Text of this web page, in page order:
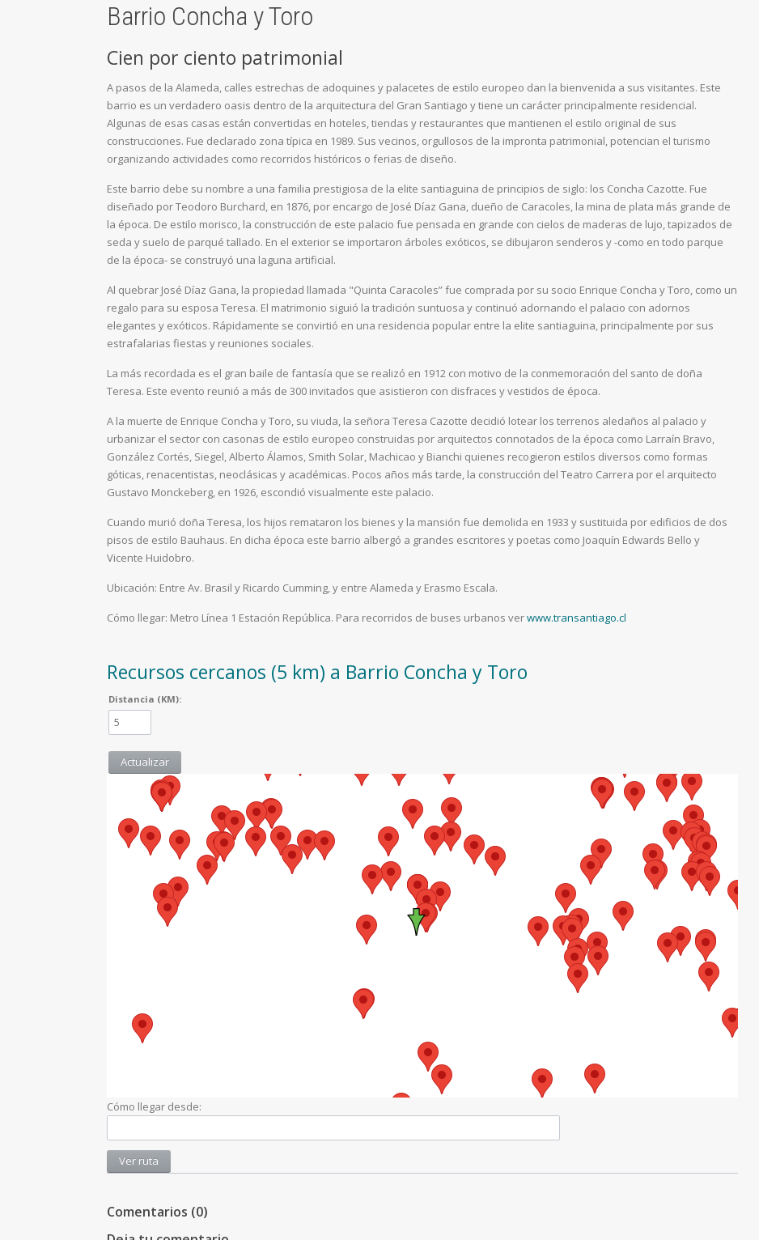
Barrio Concha y Toro
Cien por ciento patrimonial
A pasos de la Alameda, calles estrechas de adoquines y palacetes de estilo europeo dan la bienvenida a sus visitantes. Este
barrio es un verdadero oasis dentro de la arquitectura del Gran Santiago y tiene un carácter principalmente residencial.
Algunas de esas casas están convertidas en hoteles, tiendas y restaurantes que mantienen el estilo original de sus
construcciones. Fue declarado zona típica en 1989. Sus vecinos, orgullosos de la impronta patrimonial, potencian el turismo
organizando actividades como recorridos históricos o ferias de diseño.
Este barrio debe su nombre a una familia prestigiosa de la elite santiaguina de principios de siglo: los Concha Cazotte. Fue
diseñado por Teodoro Burchard, en 1876, por encargo de José Díaz Gana, dueño de Caracoles, la mina de plata más grande de
la época. De estilo morisco, la construcción de este palacio fue pensada en grande con cielos de maderas de lujo, tapizados de
seda y suelo de parqué tallado. En el exterior se importaron árboles exóticos, se dibujaron senderos y -como en todo parque
de la época- se construyó una laguna artificial.
Al quebrar José Díaz Gana, la propiedad llamada "Quinta Caracoles” fue comprada por su socio Enrique Concha y Toro, como un
regalo para su esposa Teresa. El matrimonio siguió la tradición suntuosa y continuó adornando el palacio con adornos
elegantes y exóticos. Rápidamente se convirtió en una residencia popular entre la elite santiaguina, principalmente por sus
estrafalarias fiestas y reuniones sociales.
La más recordada es el gran baile de fantasía que se realizó en 1912 con motivo de la conmemoración del santo de doña
Teresa. Este evento reunió a más de 300 invitados que asistieron con disfraces y vestidos de época.
A la muerte de Enrique Concha y Toro, su viuda, la señora Teresa Cazotte decidió lotear los terrenos aledaños al palacio y
urbanizar el sector con casonas de estilo europeo construidas por arquitectos connotados de la época como Larraín Bravo,
González Cortés, Siegel, Alberto Álamos, Smith Solar, Machicao y Bianchi quienes recogieron estilos diversos como formas
góticas, renacentistas, neoclásicas y académicas. Pocos años más tarde, la construcción del Teatro Carrera por el arquitecto
Gustavo Monckeberg, en 1926, escondió visualmente este palacio.
Cuando murió doña Teresa, los hijos remataron los bienes y la mansión fue demolida en 1933 y sustituida por edificios de dos
pisos de estilo Bauhaus. En dicha época este barrio albergó a grandes escritores y poetas como Joaquín Edwards Bello y
Vicente Huidobro.
Ubicación: Entre Av. Brasil y Ricardo Cumming, y entre Alameda y Erasmo Escala.
Cómo llegar: Metro Línea 1 Estación República. Para recorridos de buses urbanos verwww.transantiago.cl
Recursos cercanos (5 km) a Barrio Concha y Toro
Distancia (KM):
Cómo llegar desde:
Comentarios (0)